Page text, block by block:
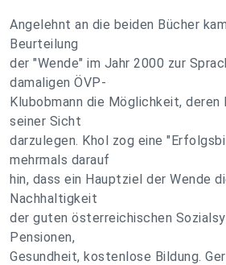
Angelehnt an die beiden Bücher
Beurteilung
der "Wende" im Jahr 2000 zur
damaligen ÖVP-
Klubobmann die Möglichkeit, deren
seiner Sicht
darzulegen. Khol zog eine
mehrmals darauf
hin, dass ein Hauptziel der Wende
Nachhaltigkeit
der guten österreichischen
Pensionen,
Gesundheit, kostenlose Bildung.